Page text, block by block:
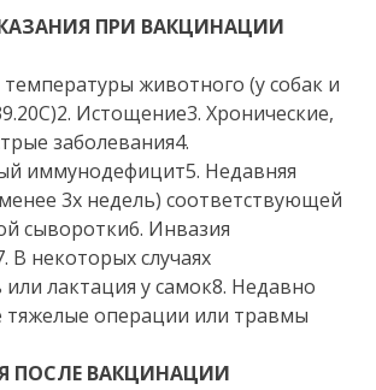
ПРИ ВАКЦИНАЦИИ
животного (у собак и
Истощение3. Хронические,
заболевания4.
иммунодефицит5. Недавняя
3х недель) соответствующей
сыворотки6. Инвазия
В некоторых случаях
лактация у самок8. Недавно
тяжелые операции или травмы
ПОСЛЕ ВАКЦИНАЦИИ